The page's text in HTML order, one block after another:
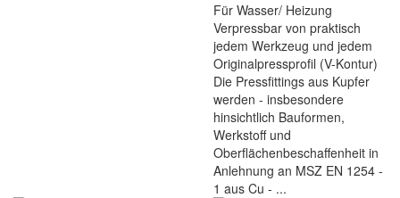
Für Wasser/ Heizung
Verpressbar von praktisch
jedem Werkzeug und jedem
Originalpressprofil (V-Kontur)
Die Pressfittings aus Kupfer
werden - insbesondere
hinsichtlich Bauformen,
Werkstoff und
Oberflächenbeschaffenheit in
Anlehnung an MSZ EN 1254 -
1 aus Cu - ...